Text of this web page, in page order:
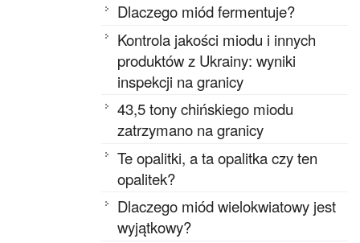
Dlaczego miód fermentuje?
Kontrola jakości miodu i innych
produktów z Ukrainy: wyniki
inspekcji na granicy
43,5 tony chińskiego miodu
zatrzymano na granicy
Te opalitki, a ta opalitka czy ten
opalitek?
Dlaczego miód wielokwiatowy jest
wyjątkowy?